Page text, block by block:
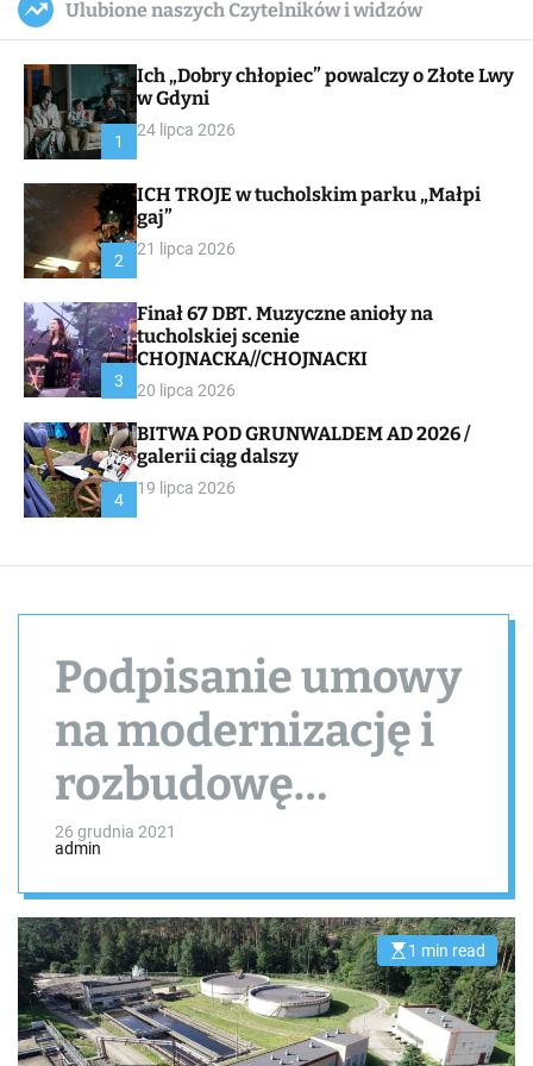
c
a
a
s
W
i
e
l
c
Ulubione naszych Czytelników i widzów
1
Ich „Dobry chłopiec” powalczy o Złote Lwy
w Gdyni
24 lipca 2026
2
ICH TROJE w tucholskim parku „Małpi
gaj”
21 lipca 2026
3
Finał 67 DBT. Muzyczne anioły na
tucholskiej scenie
CHOJNACKA//CHOJNACKI
20 lipca 2026
4
BITWA POD GRUNWALDEM AD 2026 /
galerii ciąg dalszy
19 lipca 2026
Podpisanie umowy
na modernizację i
rozbudowę
oczyszczalni
ścieków w Tucholi
26 grudnia 2021
admin
E
s
t
i
m
t
1 min read